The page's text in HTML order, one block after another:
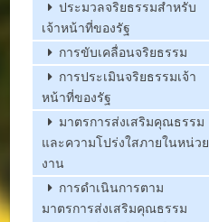
ประมวลจริยธรรมสำหรับ
เจ้าหน้าที่ของรัฐ
การขับเคลื่อนจริยธรรม
การประเมินจริยธรรมเจ้า
หน้าที่ของรัฐ
มาตรการส่งเสริมคุณธรรม
และความโปร่งใสภายในหน่วย
งาน
การดำเนินการตาม
มาตรการส่งเสริมคุณธรรม